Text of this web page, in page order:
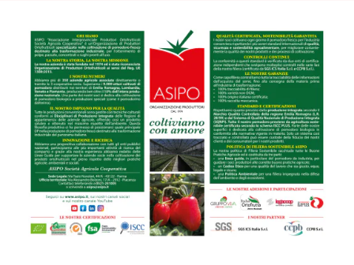
NEWS
ARCHIVIO NEWS
GALLERY
AREA TECNICA
CONTATTI
ACCESSO XMS
MOD. 231 – CODICE ETICO